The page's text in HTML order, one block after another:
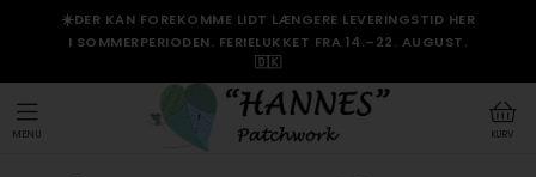
☀️DER KAN FOREKOMME LIDT LÆNGERE LEVERINGSTID HER
I SOMMERPERIODEN. FERIELUKKET FRA 14.–22. AUGUST.
🇩🇰
KURV
MENU